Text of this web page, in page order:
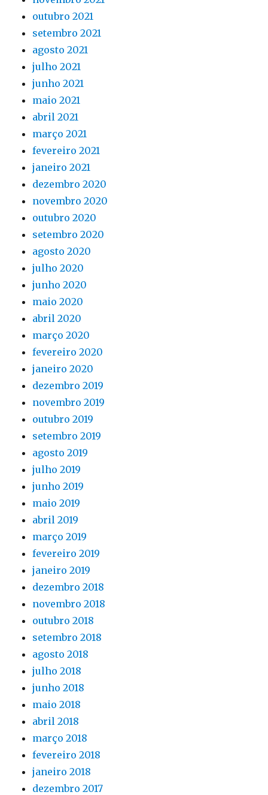
outubro 2021
setembro 2021
agosto 2021
julho 2021
junho 2021
maio 2021
abril 2021
março 2021
fevereiro 2021
janeiro 2021
dezembro 2020
novembro 2020
outubro 2020
setembro 2020
agosto 2020
julho 2020
junho 2020
maio 2020
abril 2020
março 2020
fevereiro 2020
janeiro 2020
dezembro 2019
novembro 2019
outubro 2019
setembro 2019
agosto 2019
julho 2019
junho 2019
maio 2019
abril 2019
março 2019
fevereiro 2019
janeiro 2019
dezembro 2018
novembro 2018
outubro 2018
setembro 2018
agosto 2018
julho 2018
junho 2018
maio 2018
abril 2018
março 2018
fevereiro 2018
janeiro 2018
dezembro 2017